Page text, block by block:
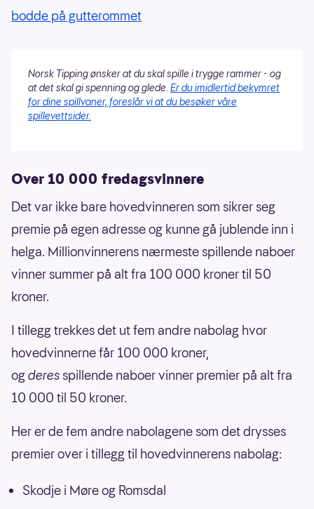
og mobil kort tid etter kl. 19.00
bodde på gutterommet
Norsk Tipping ønsker at du skal spille i trygge rammer - og
at det skal gi spenning og glede. Er du imidlertid bekymret
for dine spillvaner, foreslår vi at du besøker våre
spillevettsider.
Over 10 000 fredagsvinnere
Det var ikke bare hovedvinneren som sikrer seg
premie på egen adresse og kunne gå jublende inn i
helga. Millionvinnerens nærmeste spillende naboer
vinner summer på alt fra 100 000 kroner til 50
kroner.
I tillegg trekkes det ut fem andre nabolag hvor
hovedvinnerne får 100 000 kroner,
ogderes spillende naboer vinner premier på alt fra
10 000 til 50 kroner.
Her er de fem andre nabolagene som det drysses
premier over i tillegg til hovedvinnerens nabolag:
Skodje i Møre og Romsdal